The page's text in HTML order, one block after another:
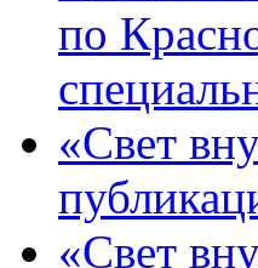
по
«Свет
«Свет